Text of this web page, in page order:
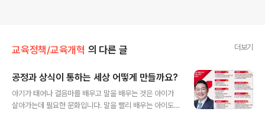
교육정책/교육개혁 의 다른 글 더보기
공정과 상식이 통하는 세상 어떻게 만들까요?
아기가 태어나 걸음마를 배우고 말을 배우는 것은 아이가
살아가는데 필요한 문화입니다. 말을 빨리 배우는 아이도